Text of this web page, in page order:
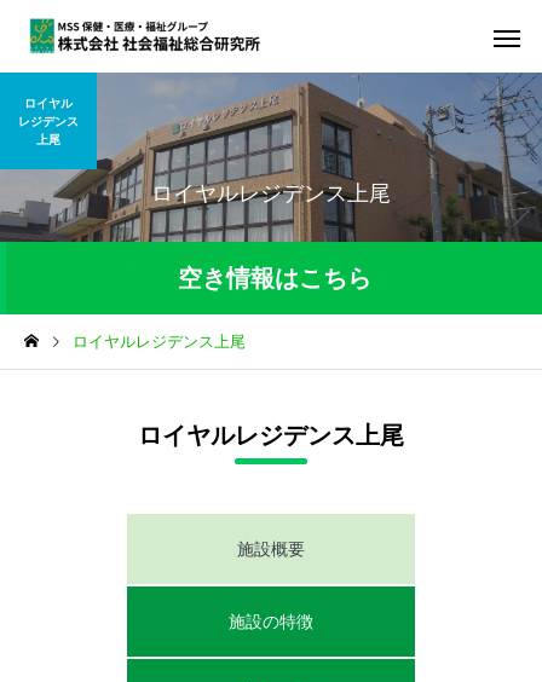
ロイヤルレジデンス上尾
ロイヤル
レジデンス
上尾
空き情報はこちら
ロイヤルレジデンス上尾
ロイヤルレジデンス上尾
施設概要
施設の特徴